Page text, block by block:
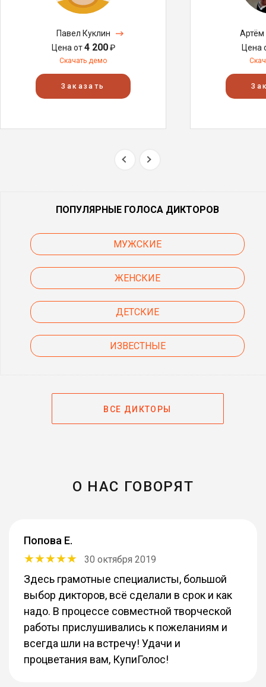
Павел Куклин
Цена от4 200₽
Скачать демо
Заказать
Цена
ПОПУЛЯРНЫЕ ГОЛОСА ДИКТОРОВ
МУЖСКИЕ
ЖЕНСКИЕ
ДЕТСКИЕ
ИЗВЕСТНЫЕ
ВСЕ ДИКТОРЫ
О НАС ГОВОРЯТ
Попова Е.
30 октября 2019
Здесь грамотные специалисты, большой
выбор дикторов, всё сделали в срок и как
надо. В процессе совместной творческой
работы прислушивались к пожеланиям и
всегда шли на встречу! Удачи и
процветания вам, КупиГолос!